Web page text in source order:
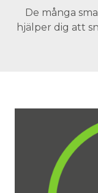
De många
hjälper dig att